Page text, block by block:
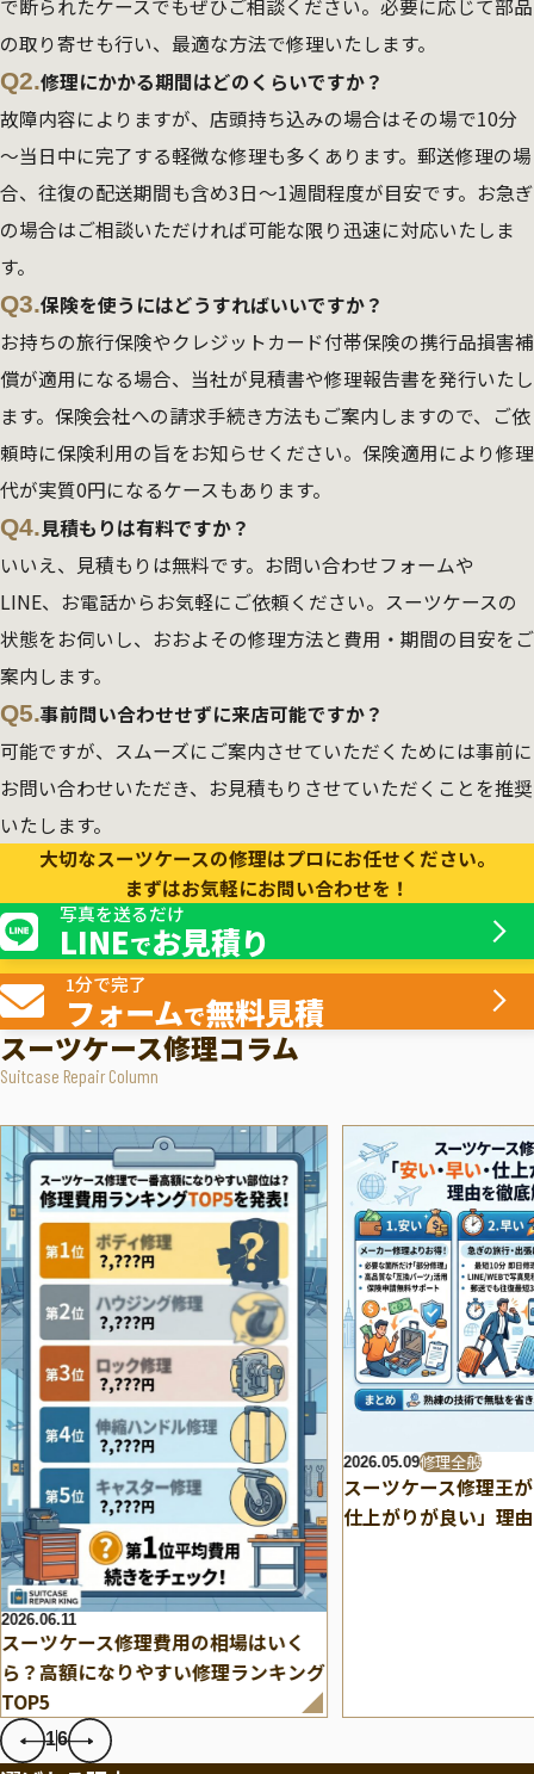
で断られたケースでもぜひご相談ください。必要に応じて部品
の取り寄せも行い、最適な方法で修理いたします。
Q2.修理にかかる期間はどのくらいですか？
故障内容によりますが、店頭持ち込みの場合はその場で10分
～当日中に完了する軽微な修理も多くあります。郵送修理の場
合、往復の配送期間も含め3日～1週間程度が目安です。お急ぎ
の場合はご相談いただければ可能な限り迅速に対応いたしま
す。
Q3.保険を使うにはどうすればいいですか？
お持ちの旅行保険やクレジットカード付帯保険の携行品損害補
償が適用になる場合、当社が見積書や修理報告書を発行いたし
ます。保険会社への請求手続き方法もご案内しますので、ご依
頼時に保険利用の旨をお知らせください。保険適用により修理
代が実質0円になるケースもあります。
Q4.見積もりは有料ですか？
いいえ、見積もりは無料です。お問い合わせフォームや
LINE、お電話からお気軽にご依頼ください。スーツケースの
状態をお伺いし、おおよその修理方法と費用・期間の目安をご
案内します。
Q5.事前問い合わせせずに来店可能ですか？
可能ですが、スムーズにご案内させていただくためには事前に
お問い合わせいただき、お見積もりさせていただくことを推奨
いたします。
大切なスーツケースの修理はプロにお任せください。
まずはお気軽にお問い合わせを！
写真を送るだけ
LINEでお見積り
1分で完了
フォームで無料見積
スーツケース修理コラム
Suitcase Repair Column
2026.06.11
スーツケース修理費用の相場はいく
ら？高額になりやすい修理ランキング
TOP5
2026.05.09修理全般
スーツケース修理王
仕上がりが良い」理
16